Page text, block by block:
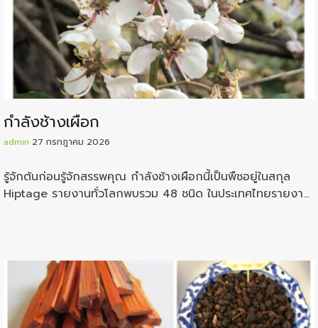
กำลังช้างเผือก
admin 27 กรกฎาคม 2026
รู้จักต้นก่อนรู้จักสรรพคุณ กำลังช้างเผือกนี้เป็นพืชอยู่ในสกุล
Hiptage รายงานทั่วโลกพบรวม 48 ชนิด ในประเทศไทยรายงาน